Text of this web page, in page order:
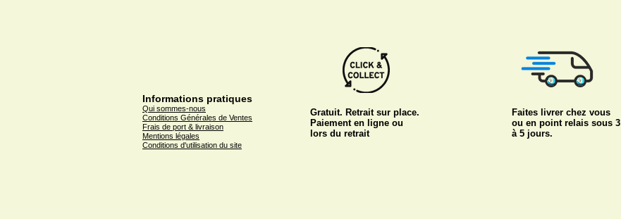
Informations pratiques
Qui sommes-nous
Conditions Générales de Ventes
Frais de port & livraison
Mentions légales
Conditions d'utilisation du site
Gratuit. Retrait sur place.
Paiement en ligne ou
lors du retrait
Faites livrer chez vous
ou en point relais sous 3
à 5 jours.